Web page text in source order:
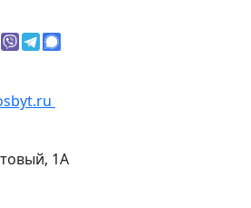
1А